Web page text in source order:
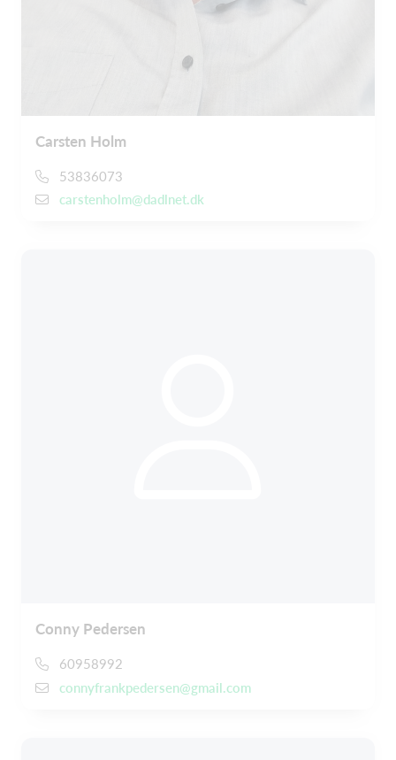
Carsten Holm
53836073
carstenholm@dadlnet.dk
Conny Pedersen
60958992
connyfrankpedersen@gmail.com